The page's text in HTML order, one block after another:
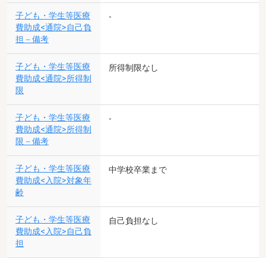
子ども・学生等医療
費助成<通院>自己負
担－備考
-
子ども・学生等医療
費助成<通院>所得制
限
所得制限なし
子ども・学生等医療
費助成<通院>所得制
限－備考
-
子ども・学生等医療
費助成<入院>対象年
齢
中学校卒業まで
子ども・学生等医療
費助成<入院>自己負
担
自己負担なし